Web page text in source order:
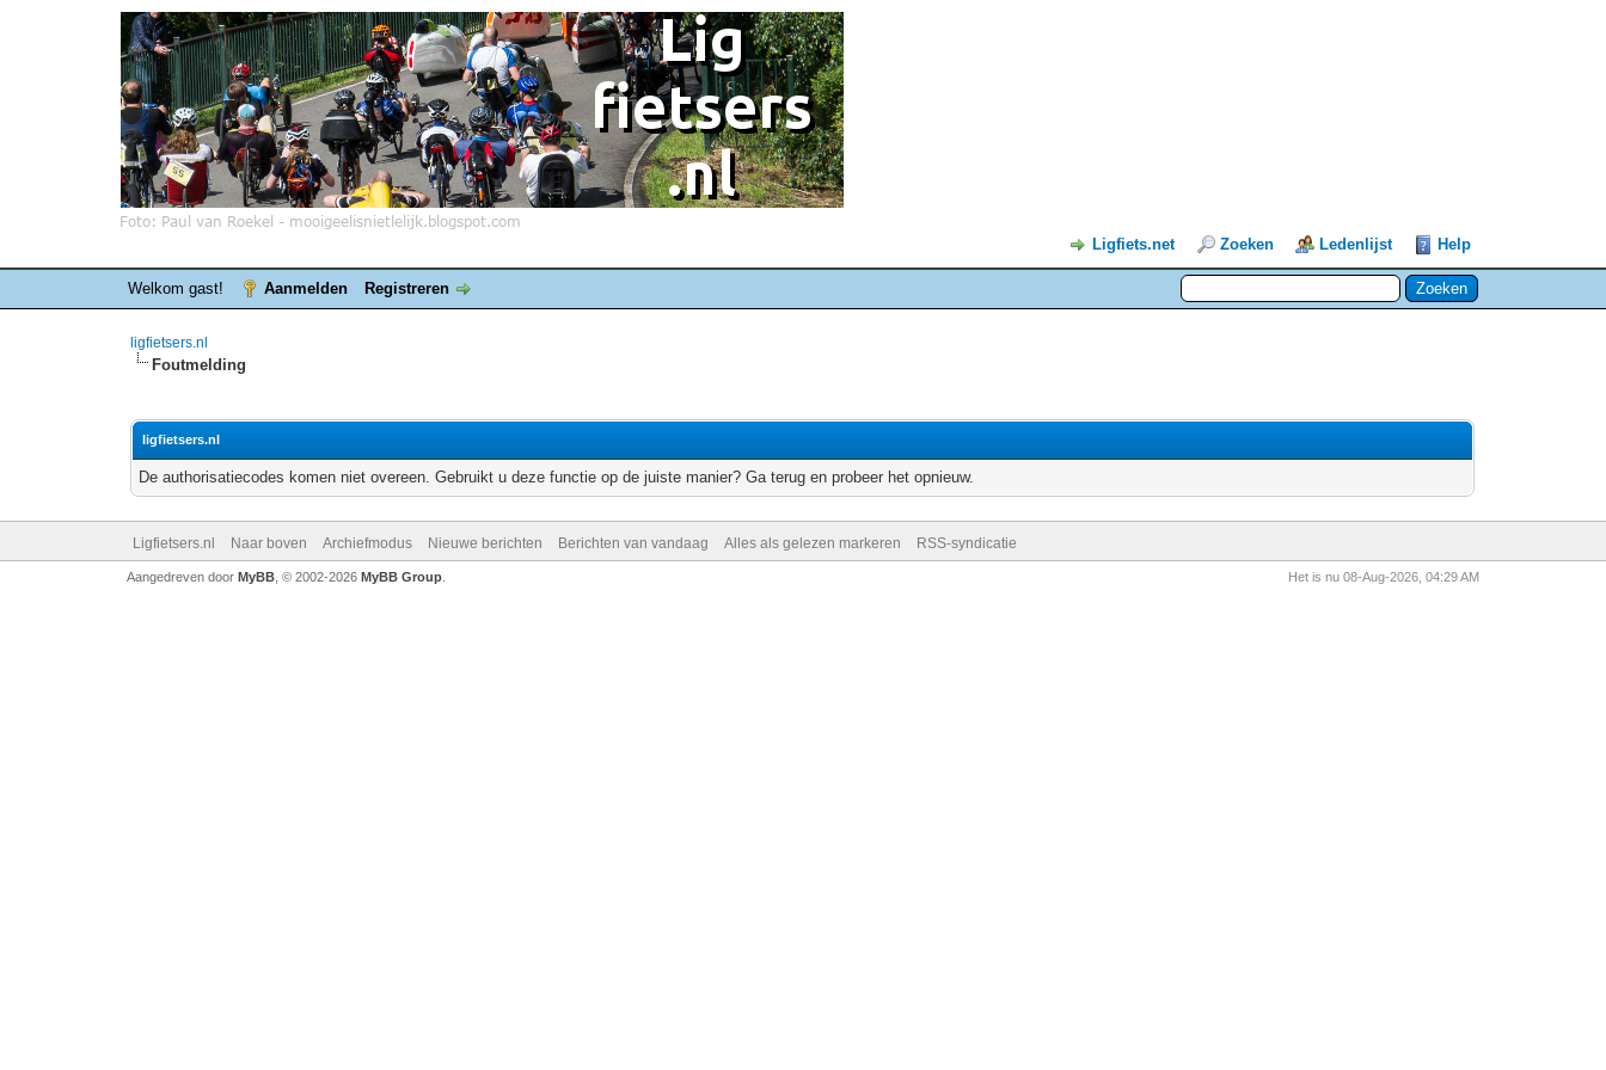
Ligfiets.net Zoeken Ledenlijst Help
Welkom gast! Aanmelden Registreren
ligfietsers.nl
Foutmelding
ligfietsers.nl
De authorisatiecodes komen niet overeen. Gebruikt u deze functie op de juiste manier? Ga terug en probeer het opnieuw.
Ligfietsers.nl Naar boven Archiefmodus Nieuwe berichten Berichten van vandaag Alles als gelezen markeren RSS-syndicatie
Het is nu 08-Aug-2026, 04:29 AM
Aangedreven door MyBB, © 2002-2026 MyBB Group.